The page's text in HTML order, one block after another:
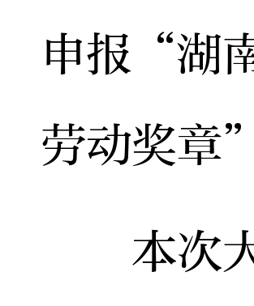
申报“湖
劳动奖章
本次大